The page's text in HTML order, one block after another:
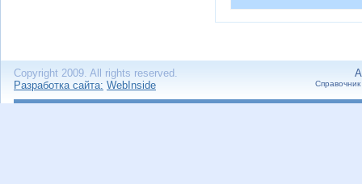
Copyright 2009. All rights reserved.
Разработка сайта: WebInside